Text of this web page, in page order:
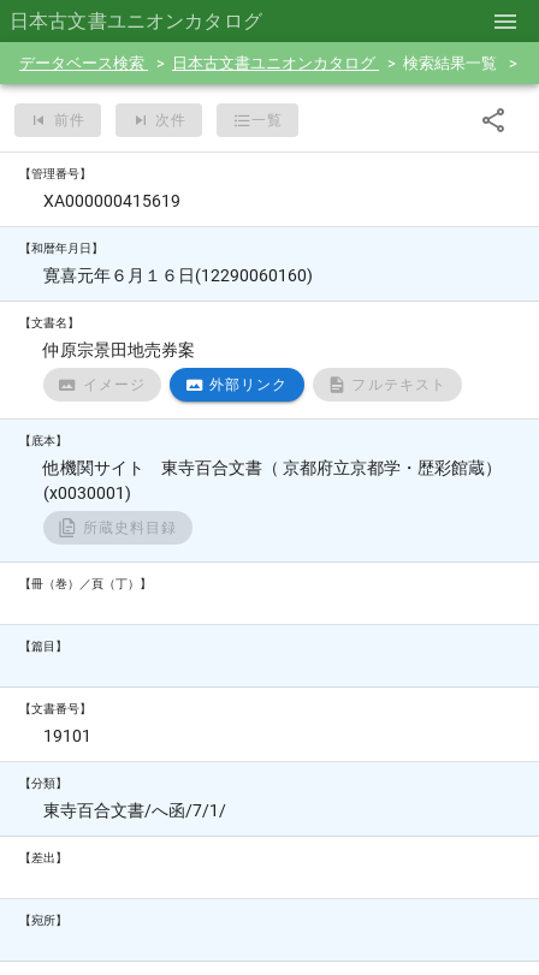
日本古文書ユニオンカタログ
データベース検索 日本古文書ユニオンカタログ 検索結果一覧
前件 次件 一覧
【管理番号】
XA000000415619
【和暦年月日】
寛喜元年６月１６日(12290060160)
【文書名】
仲原宗景田地売券案
イメージ 外部リンク フルテキスト
【底本】
他機関サイト 東寺百合文書（ 京都府立京都学・歴彩館蔵）
(x0030001)
所蔵史料目録
【冊（巻）／頁（丁）】
【篇目】
【文書番号】
19101
【分類】
東寺百合文書/へ函/7/1/
【差出】
【宛所】